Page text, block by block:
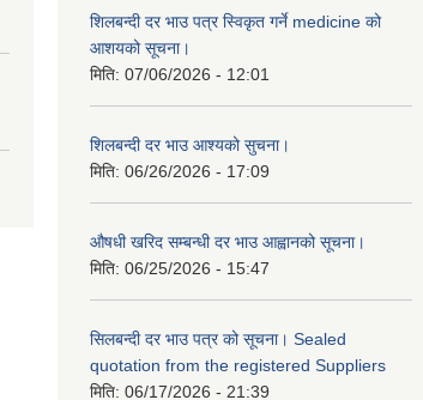
शिलबन्दी दर भाउ पत्र स्विकृत गर्ने medicine को
आशयको सूचना।
मिति: 07/06/2026 - 12:01
शिलबन्दी दर भाउ आश्यको सुचना।
मिति: 06/26/2026 - 17:09
औषधी खरिद सम्बन्धी दर भाउ आह्वानको सूचना।
मिति: 06/25/2026 - 15:47
सिलबन्दी दर भाउ पत्र को सूचना। Sealed
quotation from the registered Suppliers
मिति: 06/17/2026 - 21:39